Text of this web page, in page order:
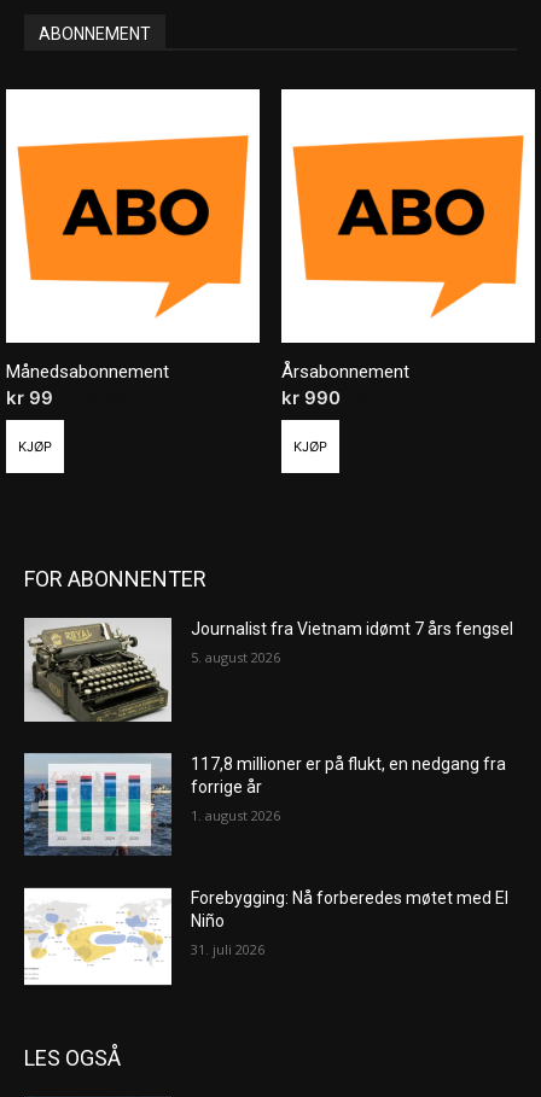
ABONNEMENT
Månedsabonnement
kr 99
KJØP
Årsabonnement
kr990
KJØP
FOR ABONNENTER
Journalist fra Vietnam idømt 7 års fengsel
5. august 2026
117,8 millioner er på flukt, en nedgang fra
forrige år
1. august 2026
Forebygging: Nå forberedes møtet med El
Niño
31. juli 2026
LES OGSÅ